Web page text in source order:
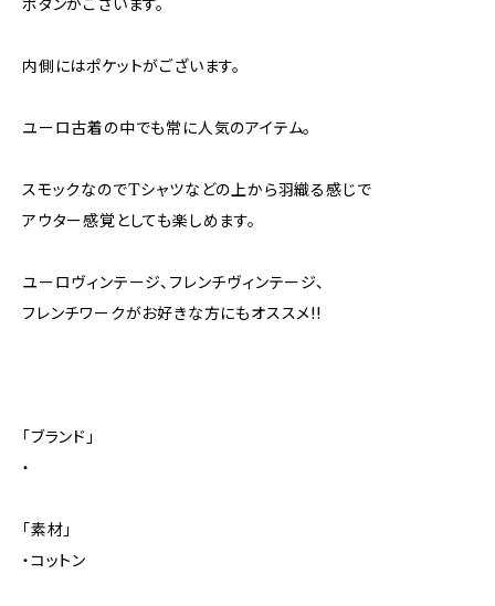
ボタンがございます。
内側にはポケットがございます。
ユーロ古着の中でも常に人気のアイテム。
スモックなのでTシャツなどの上から羽織る感じで
アウター感覚としても楽しめます。
ユーロヴィンテージ、フレンチヴィンテージ、
フレンチワークがお好きな方にもオススメ!!
「ブランド」
・
「素材」
・コットン